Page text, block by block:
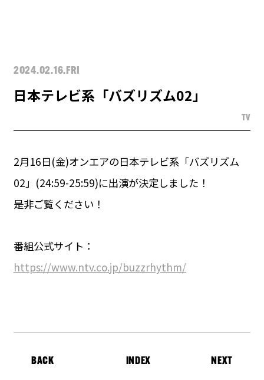
2024.02.16.FRI
日本テレビ系「バズリズム02」
TV
2月16日(金)オンエアの日本テレビ系「バズリズム
02」(24:59-25:59)に出演が決定しました！
是非ご覧ください！
番組公式サイト：
https://www.ntv.co.jp/buzzrhythm/
BACK INDEX NEXT